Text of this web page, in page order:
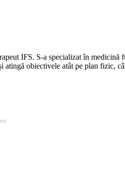
IFS. S-a specializat în
atingă obiectivele atât pe plan fizic,